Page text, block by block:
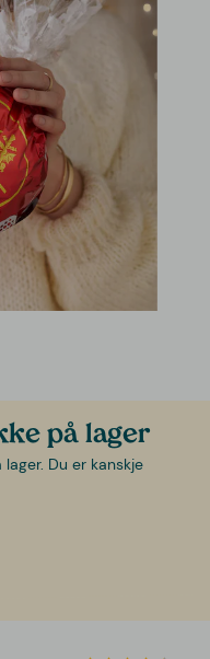
på lager
Du er kanskje